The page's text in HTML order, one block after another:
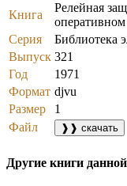
Книга
Релейная
оперативном
Серия
Библиотека
Выпуск 321
Год
1971
Формат djvu
Размер
1
Файл
❱❱ скачать
Другие книги